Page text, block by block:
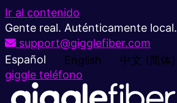
Ir al contenido
Gente real. Auténticamente local.
support@gigglefiber.com
Español
English 中文 (简体)
giggle teléfono